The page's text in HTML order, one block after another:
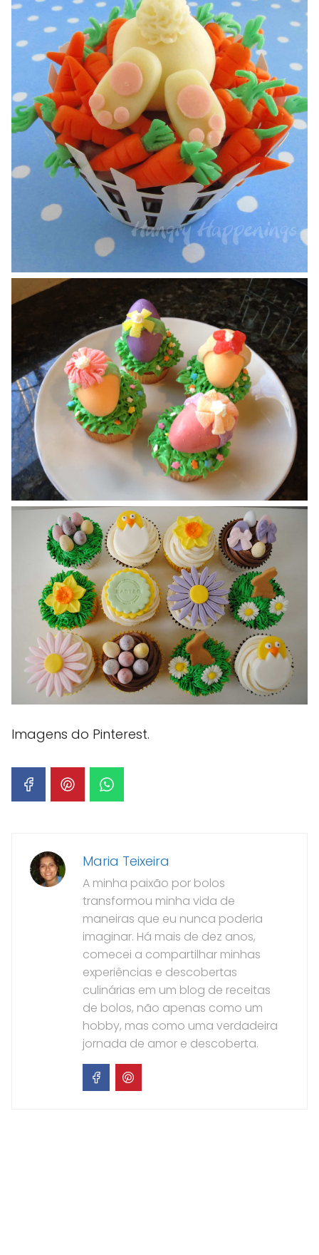
Imagens do Pinterest.
Maria Teixeira
A minha paixão por bolos
transformou minha vida de
maneiras que eu nunca poderia
imaginar. Há mais de dez anos,
comecei a compartilhar minhas
experiências e descobertas
culinárias em um blog de receitas
de bolos, não apenas como um
hobby, mas como uma verdadeira
jornada de amor e descoberta.